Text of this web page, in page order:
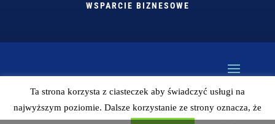
WSPARCIE BIZNESOWE
Kopiowanie bez zgody autora zabronione (więc
Ta strona korzysta z ciasteczek aby świadczyć usługi na
najwyższym poziomie. Dalsze korzystanie ze strony oznacza, że